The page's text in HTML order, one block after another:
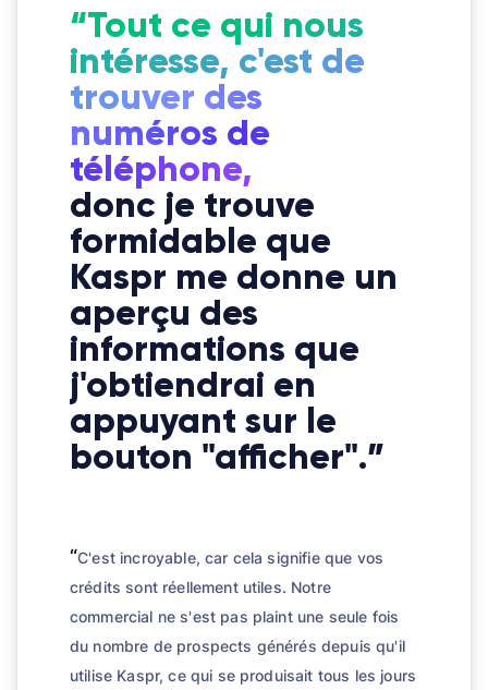
“Tout ce qui nous
intéresse, c'est de
trouver des
numéros de
téléphone,
donc je trouve
formidable que
Kaspr me donne un
aperçu des
informations que
j'obtiendrai en
appuyant sur le
bouton "afficher".”
“C'est incroyable, car cela signifie que vos
crédits sont réellement utiles. Notre
commercial ne s'est pas plaint une seule fois
du nombre de prospects générés depuis qu'il
utilise Kaspr, ce qui se produisait tous les jours